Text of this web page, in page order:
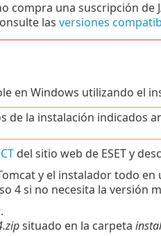
una suscripción de
las versiones
en Windows utilizando el
de la instalación indicados
del sitio web de ESET y
y el instalador todo
4 si no necesita la versión
.
situado en la carpeta